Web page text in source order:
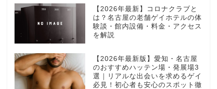
【2026年最新】コロナクラブと
は？名古屋の老舗ゲイホテルの体
験談・館内設備・料金・アクセス
を解説
【2026年最新版】愛知・名古屋
のおすすめハッテン場・発展場3
選｜リアルな出会いを求めるゲイ
必見！初心者も安心のスポット徹